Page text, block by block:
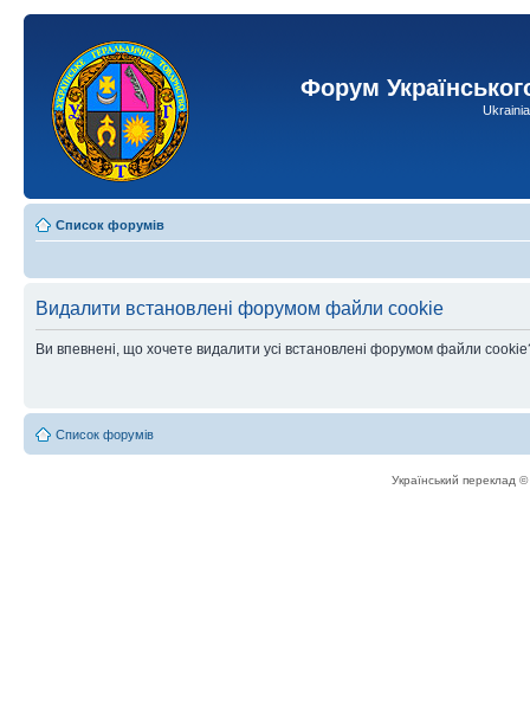
Форум
Список форумів
Видалити встановлені форумом файли cookie
Ви впевнені, що хочете видалити усі встановлені форумом файли
Список форумів
Український переклад